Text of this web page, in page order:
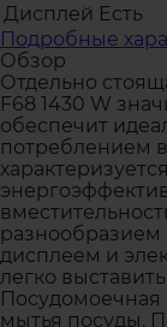
Дисплей Есть
Подробные
Обзор
Отдельно
F68 1430 W
обеспечит
потреблением
разнообразием
дисплеем и
легко
мытья посуды.